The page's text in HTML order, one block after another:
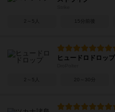
2～5人 15分前後
ヒュードロドロップ
2～5人 20～30分